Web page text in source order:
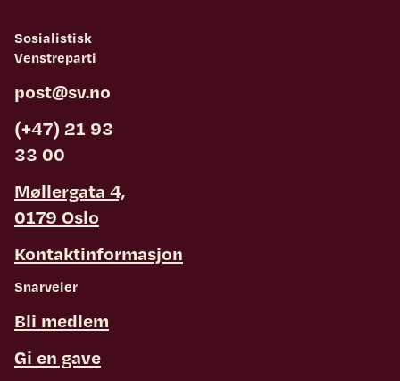
Sosialistisk
Venstreparti
post@sv.no
(+47) 21 93
33 00
Møllergata 4,
0179 Oslo
Kontaktinformasjon
Snarveier
Bli medlem
Gi en gave